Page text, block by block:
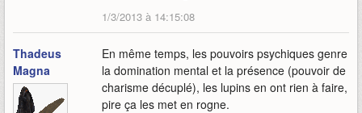
1/3/2013 à 14:15:08
Thadeus
Magna
En même temps, les pouvoirs psychiques genre
la domination mental et la présence (pouvoir de
charisme décuplé), les lupins en ont rien à faire,
pire ça les met en rogne.